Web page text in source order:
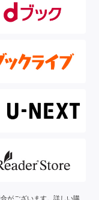
がございます。詳しい購